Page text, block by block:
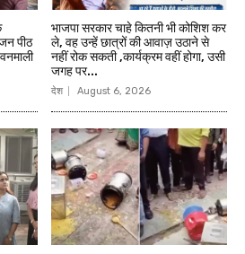
पीठ
भाजपा सरकार चाहे कितनी भी कोशिश कर
ले, वह उन्हें छात्रों की आवाज़ उठाने से
नहीं रोक सकती ,कार्यक्रम वहीं होगा, उसी
जगह पर...
देश August 6, 2026